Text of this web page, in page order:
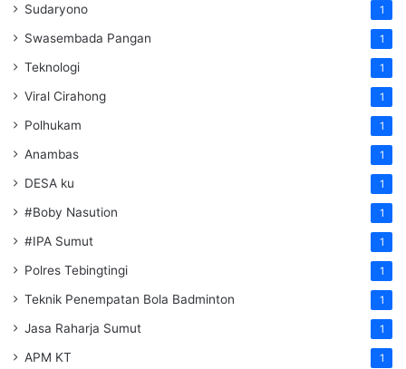
Sudaryono 1
Swasembada Pangan 1
Teknologi 1
Viral Cirahong 1
Polhukam 1
Anambas 1
DESA ku 1
#Boby Nasution 1
#IPA Sumut 1
Polres Tebingtingi 1
Teknik Penempatan Bola Badminton 1
Jasa Raharja Sumut 1
APM KT 1